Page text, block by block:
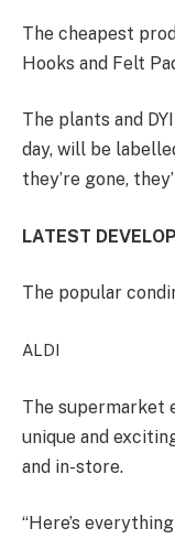
The cheapest
Hooks and Felt
The plants and
day, will be
they’re gone,
LATEST
The popular
ALDI
The supermarket
unique and
and in-store.
“Here’s